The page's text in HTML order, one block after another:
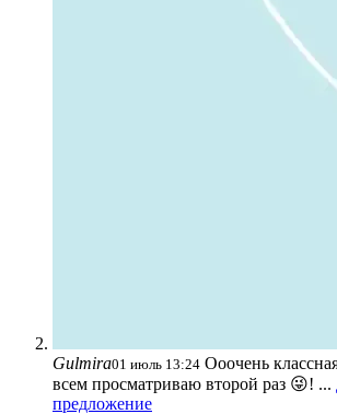
Gulmira01 июль 13:24 Ооочень
всем просматриваю второй раз 😜! ...
предложение